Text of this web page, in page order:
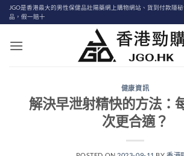
Skip
to
JGO是香港最大的男性保健品壯陽藥網上購物網站、貨到付款隱
品，假一賠十
健康資訊
解決早泄射精快的方法：
次更合適？